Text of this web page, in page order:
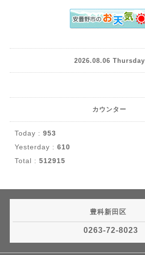
2026.08.06 Thursday
カウンター
Today : 953
Yesterday : 610
Total : 512915
豊科新田区
0263-72-8023